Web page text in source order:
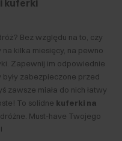
kuferki
Bez względu na to, czy
kilka miesięcy, na pewno
Zapewnij im odpowiednie
były zabezpieczone przed
zawsze miała do nich łatwy
To solidne kuferki na
Must-have Twojego